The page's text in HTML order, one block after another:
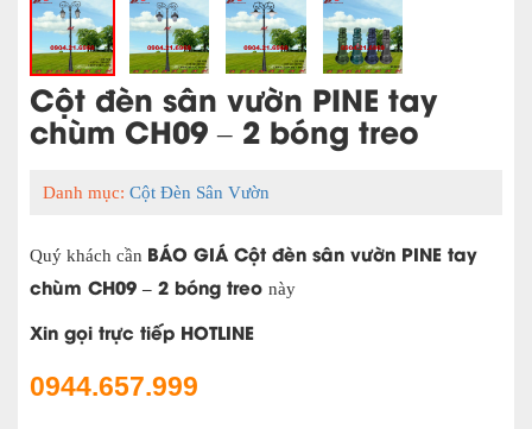
Cột đèn sân vườn PINE tay
chùm CH09 – 2 bóng treo
Danh mục: Cột Đèn Sân Vườn
Quý khách cần BÁO GIÁ Cột đèn sân vườn PINE tay
chùm CH09 – 2 bóng treo này
Xin gọi trực tiếp HOTLINE
0944.657.999